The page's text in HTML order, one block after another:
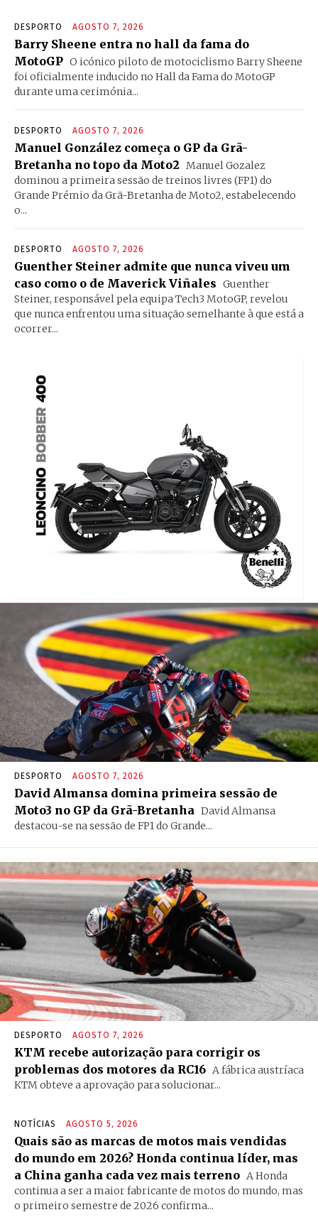
DESPORTO AGOSTO 7, 2026
Barry Sheene entra no hall da fama do
MotoGP O icónico piloto de motociclismo Barry Sheene
foi oficialmente inducido no Hall da Fama do MotoGP
durante uma cerimónia...
DESPORTO AGOSTO 7, 2026
Manuel González começa o GP da Grã-
Bretanha no topo da Moto2 Manuel Gozalez
dominou a primeira sessão de treinos livres (FP1) do
Grande Prémio da Grã-Bretanha de Moto2, estabelecendo
o...
DESPORTO AGOSTO 7, 2026
Guenther Steiner admite que nunca viveu um
caso como o de Maverick Viñales Guenther
Steiner, responsável pela equipa Tech3 MotoGP, revelou
que nunca enfrentou uma situação semelhante à que está a
ocorrer...
DESPORTO AGOSTO 7, 2026
David Almansa domina primeira sessão de
Moto3 no GP da Grã-Bretanha David Almansa
destacou-se na sessão de FP1 do Grande...
DESPORTO AGOSTO 7, 2026
KTM recebe autorização para corrigir os
problemas dos motores da RC16 A fábrica austríaca
KTM obteve a aprovação para solucionar...
NOTÍCIAS AGOSTO 5, 2026
Quais são as marcas de motos mais vendidas
do mundo em 2026? Honda continua líder, mas
a China ganha cada vez mais terreno A Honda
continua a ser a maior fabricante de motos do mundo, mas
o primeiro semestre de 2026 confirma...